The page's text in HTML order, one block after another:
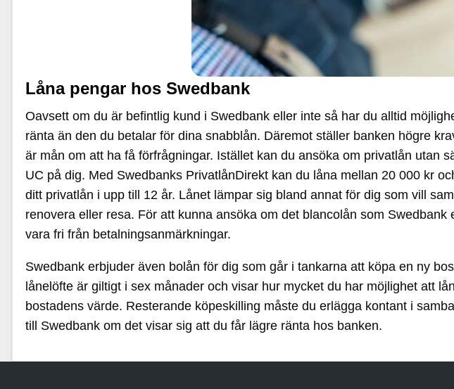
Låna pengar hos Swedbank
Oavsett om du är befintlig kund i Swedbank eller inte så har du alltid
ränta än den du betalar för dina snabblån. Däremot ställer banken högre
är mån om att ha få förfrågningar. Istället kan du ansöka om privatlån utan
UC på dig. Med Swedbanks PrivatlånDirekt kan du låna mellan 20 000 kr
ditt privatlån i upp till 12 år. Lånet lämpar sig bland annat för dig som vill
renovera eller resa. För att kunna ansöka om det blancolån som
vara fri från betalningsanmärkningar.
Swedbank erbjuder även bolån för dig som går i tankarna att köpa en ny
lånelöfte är giltigt i sex månader och visar hur mycket du har möjlighet att
bostadens värde. Resterande köpeskilling måste du erlägga kontant i
till Swedbank om det visar sig att du får lägre ränta hos banken.